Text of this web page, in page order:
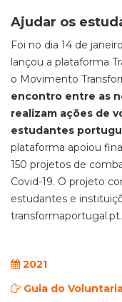
Ajudar os
Foi no dia 14 de
lançou a plataforma
o Movimento
encontro entre as
realizam ações de
estudantes
plataforma apoiou
150 projetos de
Covid-19. O projeto
estudantes e
transformaportugal.pt.
2021
Guia do